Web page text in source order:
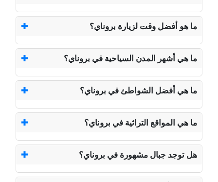
ما هو أفضل وقت لزيارة بروناي؟
ما هي أشهر المدن السياحية في بروناي؟
ما هي أفضل الشواطئ في بروناي؟
ما هي المواقع التراثية في بروناي؟
هل توجد جبال مشهورة في بروناي؟